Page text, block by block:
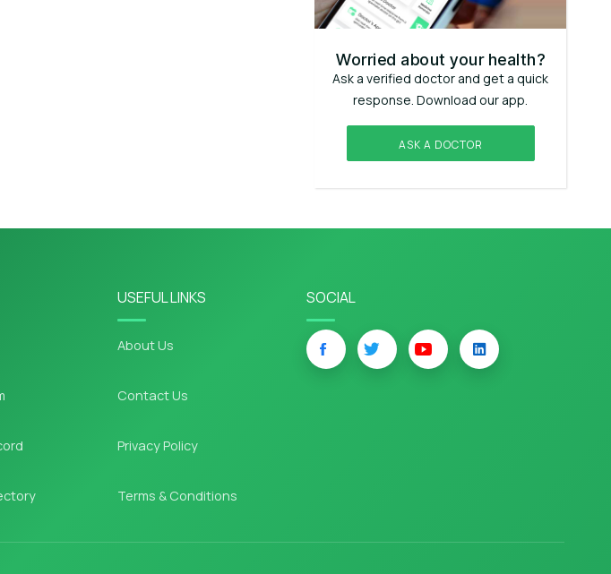
Worried about your health?
Ask a verified doctor and get a quick
response. Download our app.
ASK A DOCTOR
USEFUL LINKS
About Us
Contact Us
Privacy Policy
Terms & Conditions
SOCIAL